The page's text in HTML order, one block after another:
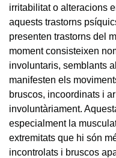
irritabilitat o alteracions
aquests trastorns
presenten trastorns del
moment consisteixen
involuntaris, semblants
manifesten els
bruscos, incoordinats i
involuntàriament.
especialment la
extremitats que hi són
incontrolats i bruscos